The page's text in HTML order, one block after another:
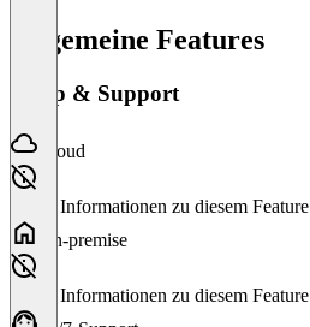
Allgemeine Features
Setup & Support
Cloud
Keine Informationen zu diesem Feature
On-premise
Keine Informationen zu diesem Feature